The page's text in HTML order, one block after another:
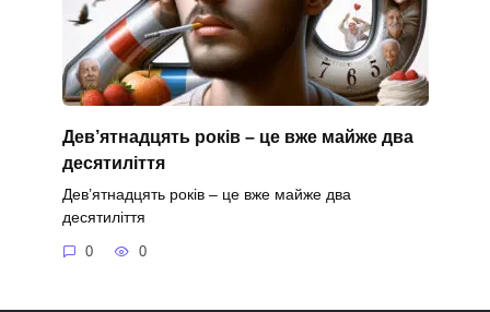
Дев’ятнадцять років – це вже майже два
десятиліття
Дев’ятнадцять років – це вже майже два
десятиліття
0 0